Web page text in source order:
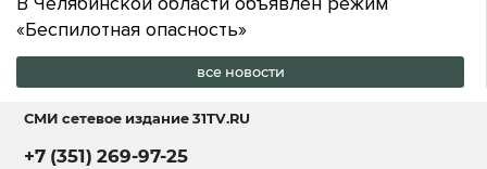
«Беспилотная опасность»
все новости
СМИ сетевое издание31TV.RU
+7 (351) 269-97-25